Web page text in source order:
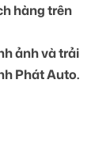
hàng trên
ảnh và trải
Phát Auto.